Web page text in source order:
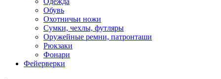
Обувь
Охотничьи ножи
Сумки, чехлы, футляры
Оружейные ремни, патронташи
Рюкзаки
Фонари
Фейерверки